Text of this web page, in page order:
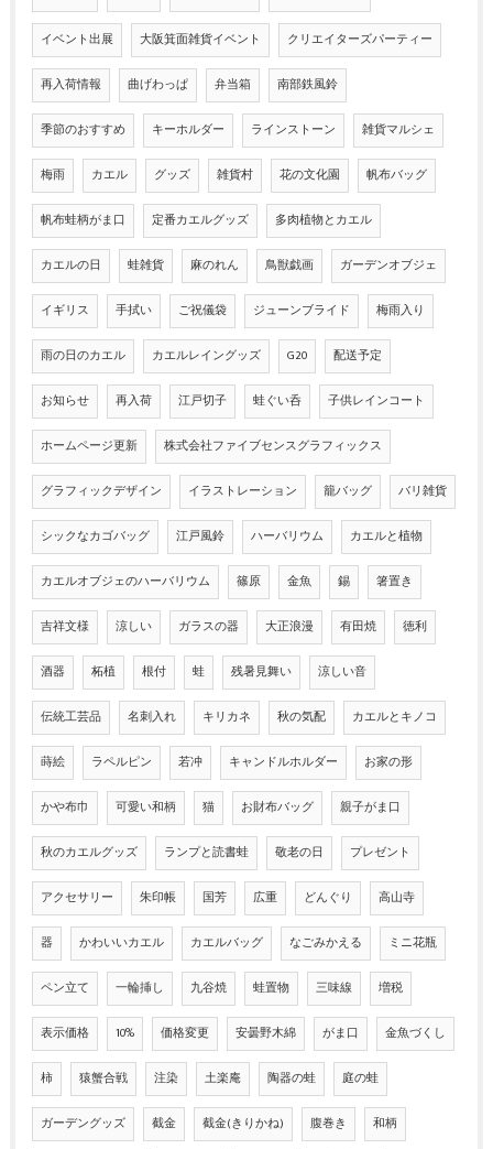
イベント出展 大阪箕面雑貨イベント クリエイターズパーティー
再入荷情報 曲げわっぱ 弁当箱 南部鉄風鈴
季節のおすすめ キーホルダー ラインストーン 雑貨マルシェ
梅雨 カエル グッズ 雑貨村 花の文化園 帆布バッグ
帆布蛙柄がま口 定番カエルグッズ 多肉植物とカエル
カエルの日 蛙雑貨 麻のれん 鳥獣戯画 ガーデンオブジェ
イギリス 手拭い ご祝儀袋 ジューンブライド 梅雨入り
雨の日のカエル カエルレイングッズ G20 配送予定
お知らせ 再入荷 江戸切子 蛙ぐい呑 子供レインコート
ホームページ更新 株式会社ファイブセンスグラフィックス
グラフィックデザイン イラストレーション 籠バッグ バリ雑貨
シックなカゴバッグ 江戸風鈴 ハーバリウム カエルと植物
カエルオブジェのハーバリウム 篠原 金魚 錫 箸置き
吉祥文様 涼しい ガラスの器 大正浪漫 有田焼 徳利
酒器 柘植 根付 蛙 残暑見舞い 涼しい音
伝統工芸品 名刺入れ キリカネ 秋の気配 カエルとキノコ
蒔絵 ラペルピン 若冲 キャンドルホルダー お家の形
かや布巾 可愛い和柄 猫 お財布バッグ 親子がま口
秋のカエルグッズ ランプと読書蛙 敬老の日 プレゼント
アクセサリー 朱印帳 国芳 広重 どんぐり 高山寺
器 かわいいカエル カエルバッグ なごみかえる ミニ花瓶
ペン立て 一輪挿し 九谷焼 蛙置物 三味線 増税
表示価格 10% 価格変更 安曇野木綿 がま口 金魚づくし
柿 猿蟹合戦 注染 土楽庵 陶器の蛙 庭の蛙
ガーデングッズ 截金 截金(きりかね) 腹巻き 和柄